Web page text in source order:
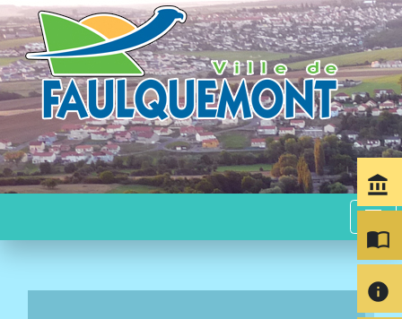
menu
account_balance
import_contacts
info